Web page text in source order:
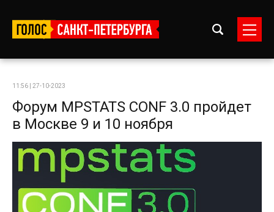
11:56 | 27-10-2023
Форум MPSTATS CONF 3.0 пройдет
в Москве 9 и 10 ноября